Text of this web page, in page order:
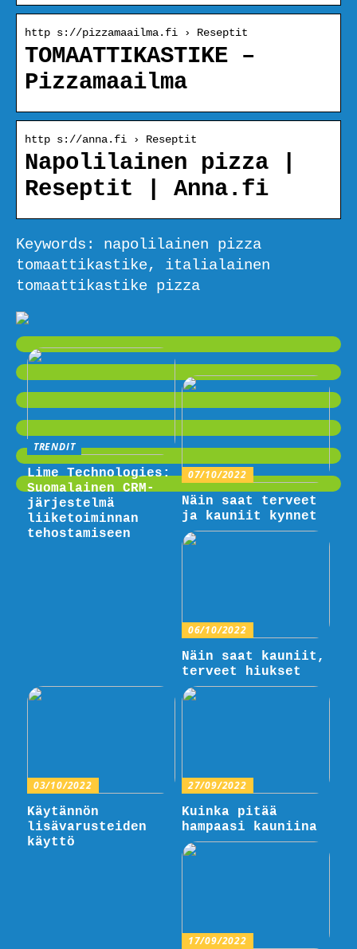
http s://pizzamaailma.fi › Reseptit
TOMAATTIKASTIKE –
Pizzamaailma
http s://anna.fi › Reseptit
Napolilainen pizza |
Reseptit | Anna.fi
Keywords: napolilainen pizza
tomaattikastike, italialainen
tomaattikastike pizza
TRENDIT
Lime Technologies:
Suomalainen CRM-
järjestelmä
liiketoiminnan
tehostamiseen
07/10/2022
Näin saat terveet
ja kauniit kynnet
06/10/2022
Näin saat kauniit,
terveet hiukset
03/10/2022
Käytännön
lisävarusteiden
käyttö
27/09/2022
Kuinka pitää
hampaasi kauniina
17/09/2022